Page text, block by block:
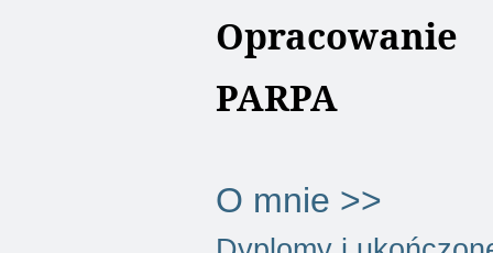
Opracowanie
PARPA
O mnie >>